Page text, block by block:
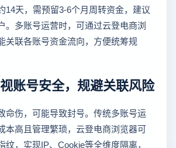
14天，需预留3-6个月周转资金，建议
。多账号运营时，可通过云登电商浏
关联各账号资金流向，方便统筹规
账号安全，规避关联风险
命伤，可能导致封号。传统多账号运
本高且管理繁琐，云登电商浏览器可
纹，实现IP、Cookie等全维度隔离，